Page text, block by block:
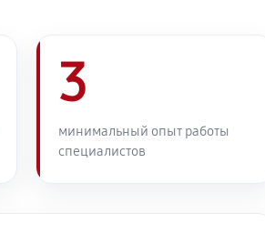
3
минимальный опыт работы
специалистов